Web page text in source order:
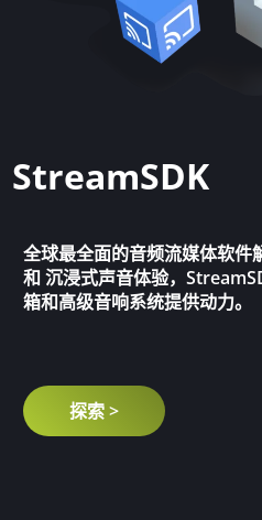
StreamSDK
全球最全面的音频流媒体软件
和沉浸式声音体验，
箱和高级音响系统提供动力。
探索 >